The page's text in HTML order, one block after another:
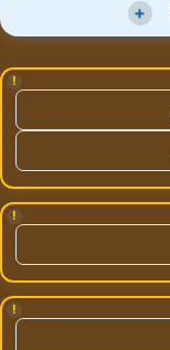
+
!
!
!